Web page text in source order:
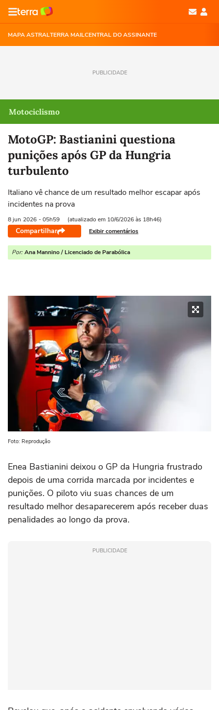
MAPA ASTRALTERRA MAILCENTRAL DO ASSINANTE
PUBLICIDADE
Motociclismo
MotoGP: Bastianini questiona
punições após GP da Hungria
turbulento
Italiano vê chance de um resultado melhor escapar após
incidentes na prova
8 jun 2026 - 05h59 (atualizado em 10/6/2026 às 18h46)
Compartilhar Exibir comentários
Por: Ana Mannino / Licenciado de Parabólica
Foto: Reprodução
Enea Bastianini deixou o GP da Hungria frustrado
depois de uma corrida marcada por incidentes e
punições. O piloto viu suas chances de um
resultado melhor desaparecerem após receber duas
penalidades ao longo da prova.
PUBLICIDADE